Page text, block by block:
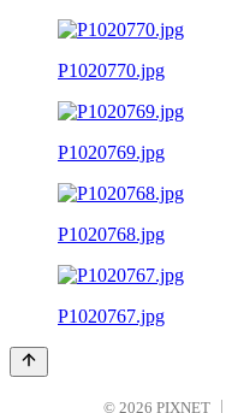
P1020770.jpg
P1020769.jpg
P1020768.jpg
P1020767.jpg
© 2026 PIXNET